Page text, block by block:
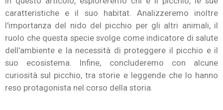
caratteristiche e il suo habitat. Analizzeremo inoltre
l'importanza del nido del picchio per gli altri animali, il
ruolo che questa specie svolge come indicatore di salute
dell'ambiente e la necessità di proteggere il picchio e il
suo ecosistema. Infine, concluderemo con alcune
curiosità sul picchio, tra storie e leggende che lo hanno
reso protagonista nel corso della storia.